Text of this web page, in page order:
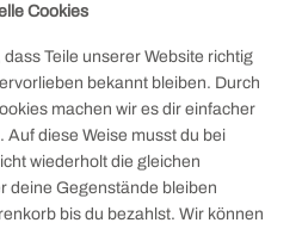
Cookies
Teile unserer Website richtig
bekannt bleiben. Durch
machen wir es dir einfacher
Auf diese Weise musst du bei
wiederholt die gleichen
deine Gegenstände bleiben
bis du bezahlst. Wir können